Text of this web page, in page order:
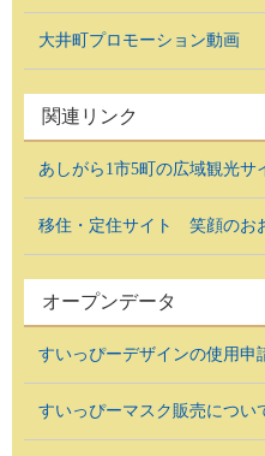
大井町プロモーション動画
関連リンク
あしがら1市5町の広域観光サ
移住・定住サイト 笑顔のお
オープンデータ
すいっぴーデザインの使用申
すいっぴーマスク販売につい